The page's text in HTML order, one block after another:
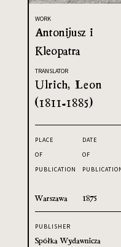
WORK
Antonijusz i
Kleopatra
TRANSLATOR
Ulrich, Leon
(1811-1885)
PLACE
OF
PUBLICATION
Warszawa
DATE
OF
1875
PUBLISHER
Spółka Wydawnicza